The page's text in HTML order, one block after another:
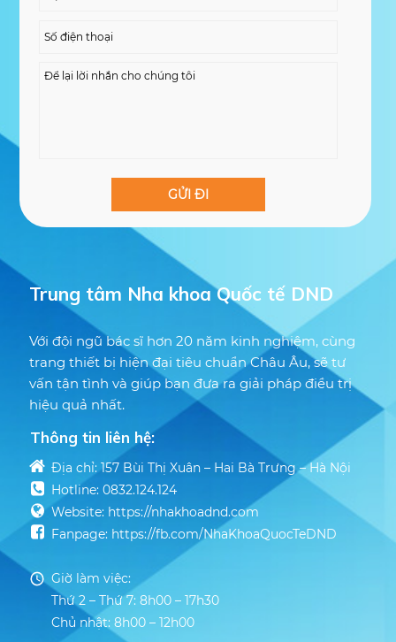
Trung tâm Nha khoa Quốc tế DND
Với đội ngũ bác sĩ hơn 20 năm kinh nghiệm, cùng
trang thiết bị hiện đại tiêu chuẩn Châu Âu, sẽ tư
vấn tận tình và giúp bạn đưa ra giải pháp điều trị
hiệu quả nhất.
Thông tin liên hệ:
Địa chỉ: 157 Bùi Thị Xuân – Hai Bà Trưng – Hà Nội
Hotline: 0832.124.124
Website: https://nhakhoadnd.com
Fanpage: https://fb.com/NhaKhoaQuocTeDND
Giờ làm việc:
Thứ 2 – Thứ 7: 8h00 – 17h30
Chủ nhật: 8h00 – 12h00
GỬI ĐI